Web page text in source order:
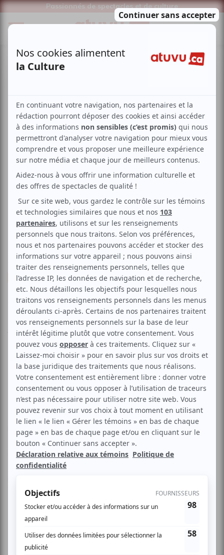
Passionnés de spectacles et de culture
Musique Chanson franco
Les Revenants
Aucune offre promotionnelle
disponible
Soyez les premiers avisés dès qu'il y aura une offre promo
pour Les Revenants:INSCRIVEZ-VOUS
Les Revenants, ce sont quatre musiciens issus de
différents groupes (Les Prostiputes, Les Truands) qui
retournent aux racines avec une musique originale et
envoûtante aux textes fantômatiques. Un habile mélange
d'influences: Bob Dylan, CCR, Ennio Morricone, Johnny
Cash, Byrds, Pretty Things, Jimi Hendrix ou plus
Lips. Le tout apprêté à leur sauce et en français s.v.p.!
Première partie: Les Canailles